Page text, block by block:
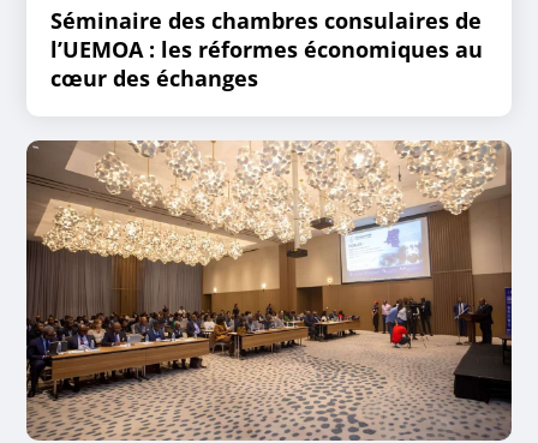
Séminaire des chambres consulaires de
l’UEMOA : les réformes économiques au
cœur des échanges